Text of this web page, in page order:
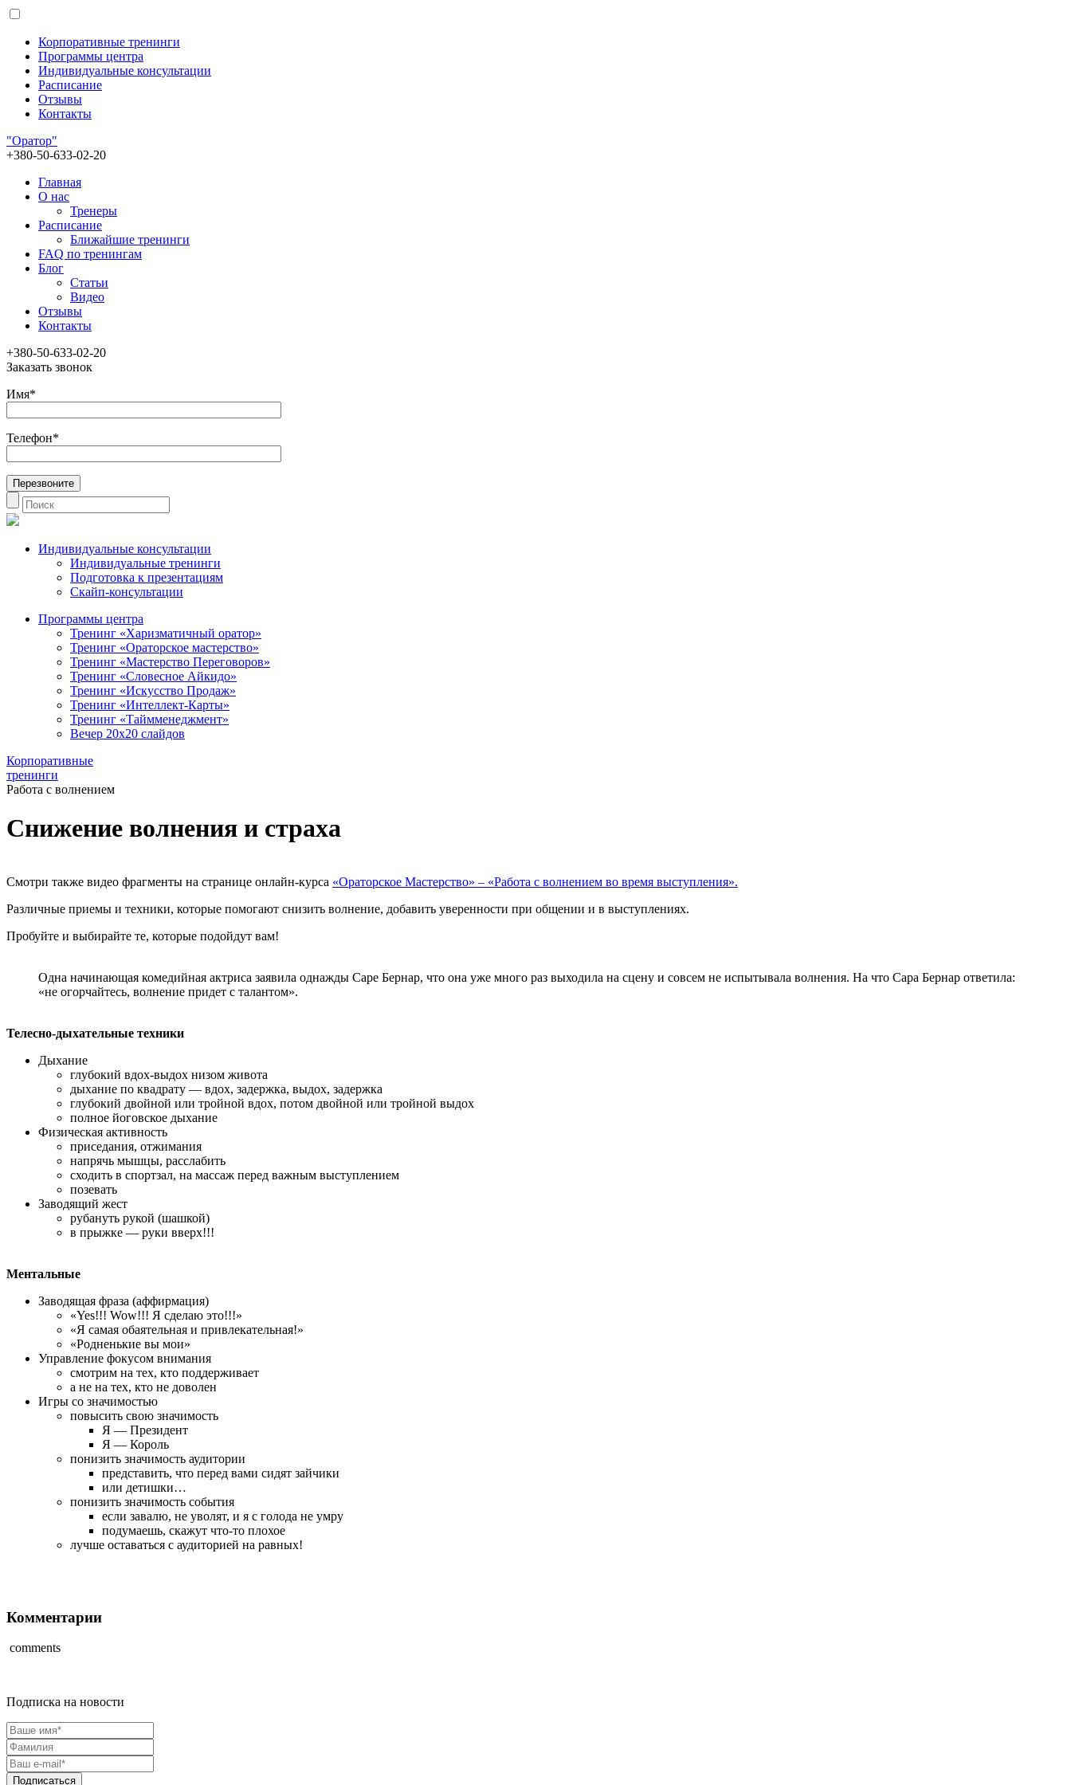
Корпоративные тренинги
Программы центра
Индивидуальные консультации
Расписание
Отзывы
Контакты
"Оратор"
+380-50-633-02-20
Главная
О нас
Тренеры
Расписание
Ближайшие тренинги
FAQ по тренингам
Блог
Статьи
Видео
Отзывы
Контакты
+380-50-633-02-20
Заказать звонок
Имя*
Телефон*
Индивидуальные консультации
Индивидуальные тренинги
Подготовка к презентациям
Скайп-консультации
Программы центра
Тренинг «Харизматичный оратор»
Тренинг «Ораторское мастерство»
Тренинг «Мастерство Переговоров»
Тренинг «Словесное Айкидо»
Тренинг «Искусство Продаж»
Тренинг «Интеллект-Карты»
Тренинг «Таймменеджмент»
Вечер 20х20 слайдов
Корпоративные
тренинги
Работа с волнением
Снижение волнения и страха
Смотри также видео фрагменты на странице онлайн-курса «Ораторское Мастерство» – «Работа с волнением во время выступления».
Различные приемы и техники, которые помогают снизить волнение, добавить уверенности при общении и в выступлениях.
Пробуйте и выбирайте те, которые подойдут вам!
Одна начинающая комедийная актриса заявила однажды Саре Бернар, что она уже много раз выходила на сцену и совсем не испытывала волнения. На что Сара Бернар ответила:
«не огорчайтесь, волнение придет с талантом».
Телесно-дыхательные техники
Дыхание
глубокий вдох-выдох низом живота
дыхание по квадрату — вдох, задержка, выдох, задержка
глубокий двойной или тройной вдох, потом двойной или тройной выдох
полное йоговское дыхание
Физическая активность
приседания, отжимания
напрячь мышцы, расслабить
сходить в спортзал, на массаж перед важным выступлением
позевать
Заводящий жест
рубануть рукой (шашкой)
в прыжке — руки вверх!!!
Ментальные
Заводящая фраза (аффирмация)
«Yes!!! Wow!!! Я сделаю это!!!»
«Я самая обaятельная и привлекательная!»
«Родненькие вы мои»
Управление фокусом внимания
смотрим на тех, кто поддерживает
а не на тех, кто не доволен
Игры со значимостью
повысить свою значимость
Я — Президент
Я — Король
понизить значимость аудитории
представить, что перед вами сидят зайчики
или детишки…
понизить значимость события
если завалю, не уволят, и я с голода не умру
подумаешь, скажут что-то плохое
лучше оставаться с аудиторией на равных!
Комментарии
comments
Подписка на новости
Подписаться